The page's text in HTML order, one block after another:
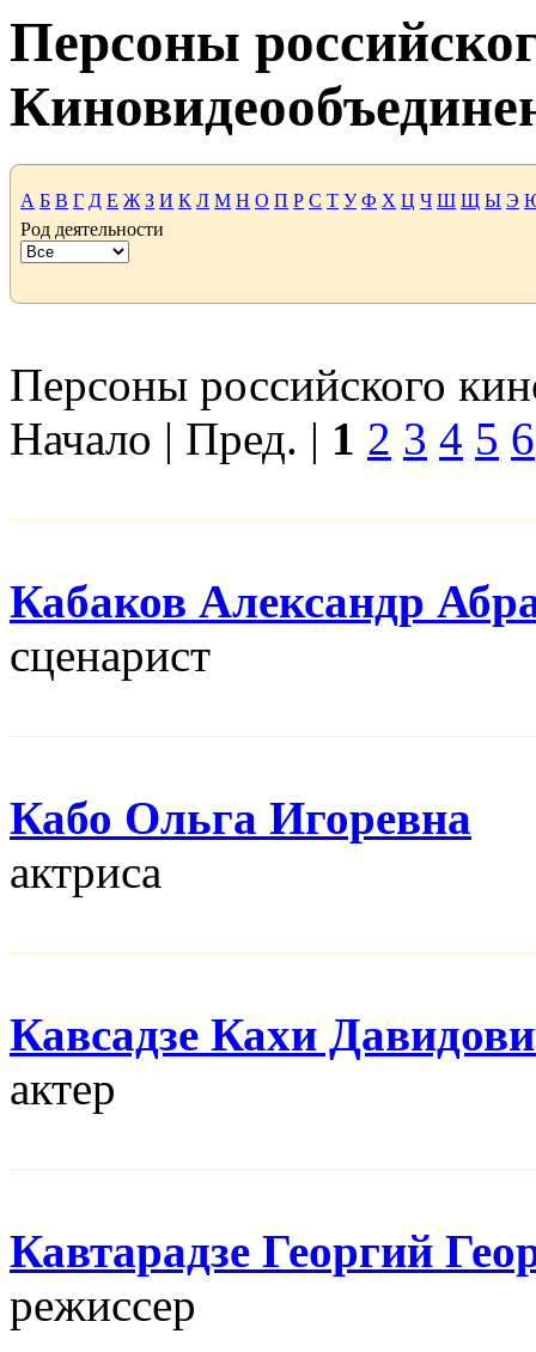
Персоны
А Б В Г Д Е Ж З И К Л М Н О П Р С Т У Ф Х Ц Ч Ш Щ Ы Э
Род деятельности
Персоны российского
Начало | Пред. | 1 2 3 4 5 6
Кабаков Александр
сценарист
Кабо Ольга Игоревна
актриса
Кавсадзе Кахи
актер
Кавтарадзе Георгий
режисcер